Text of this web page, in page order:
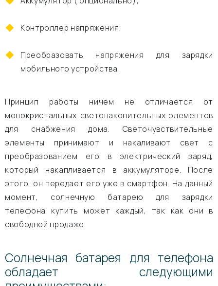
Контроллер напряжения;
Преобразовать напряжения для зарядки
мобильного устройства.
Принцип работы ничем не отличается от
монокристальных светонакопительных элементов
для снабжения дома. Светочувствительные
элементы принимают и накаливают свет с
преобразованием его в электрический заряд,
который накапливается в аккумуляторе. После
этого, он передает его уже в смартфон. На данный
момент, солнечную батарею для зарядки
телефона купить может каждый, так как они в
свободной продаже.
Солнечная батарея для телефона
обладает следующими